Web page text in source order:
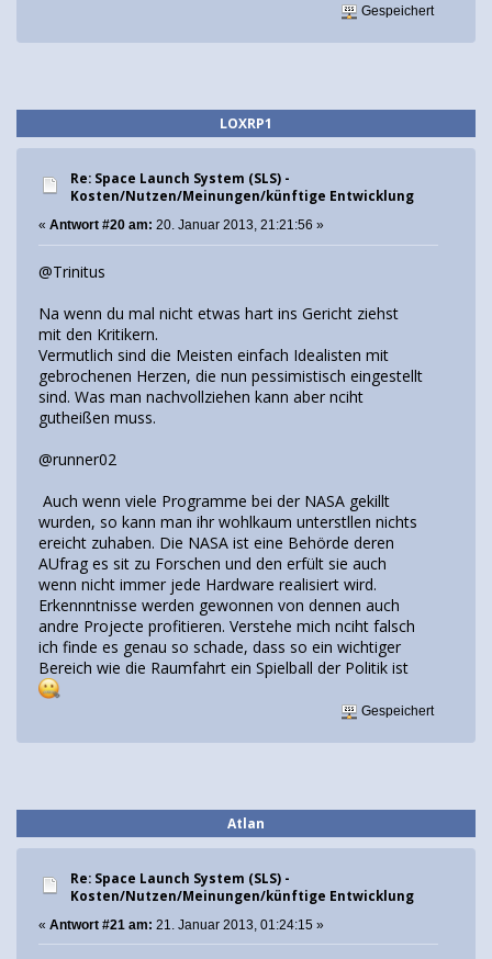
Gespeichert
LOXRP1
Re: Space Launch System (SLS) -
Kosten/Nutzen/Meinungen/künftige Entwicklung
« Antwort #20 am: 20. Januar 2013, 21:21:56 »
@Trinitus
Na wenn du mal nicht etwas hart ins Gericht ziehst
mit den Kritikern.
Vermutlich sind die Meisten einfach Idealisten mit
gebrochenen Herzen, die nun pessimistisch eingestellt
sind. Was man nachvollziehen kann aber nciht
gutheißen muss.
@runner02
Auch wenn viele Programme bei der NASA gekillt
wurden, so kann man ihr wohlkaum unterstllen nichts
ereicht zuhaben. Die NASA ist eine Behörde deren
AUfrag es sit zu Forschen und den erfült sie auch
wenn nicht immer jede Hardware realisiert wird.
Erkennntnisse werden gewonnen von dennen auch
andre Projecte profitieren. Verstehe mich nciht falsch
ich finde es genau so schade, dass so ein wichtiger
Bereich wie die Raumfahrt ein Spielball der Politik ist
Gespeichert
Atlan
Re: Space Launch System (SLS) -
Kosten/Nutzen/Meinungen/künftige Entwicklung
« Antwort #21 am: 21. Januar 2013, 01:24:15 »